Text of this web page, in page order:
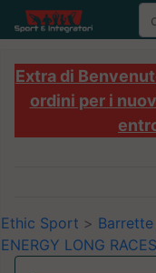
Extra di
ordini per i
Ethic Sport >
ENERGY LONG RACES